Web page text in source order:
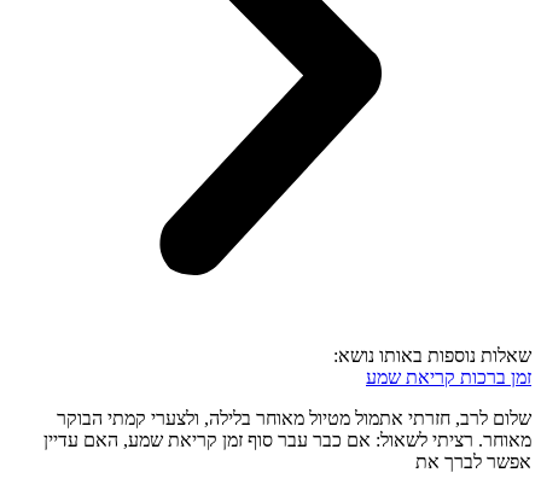
שאלות נוספות באותו נושא:
זמן ברכות קריאת שמע
שלום לרב, חזרתי אתמול מטיול מאוחר בלילה, ולצערי קמתי הבוקר
מאוחר. רציתי לשאול: אם כבר עבר סוף זמן קריאת שמע, האם עדיין
אפשר לברך את